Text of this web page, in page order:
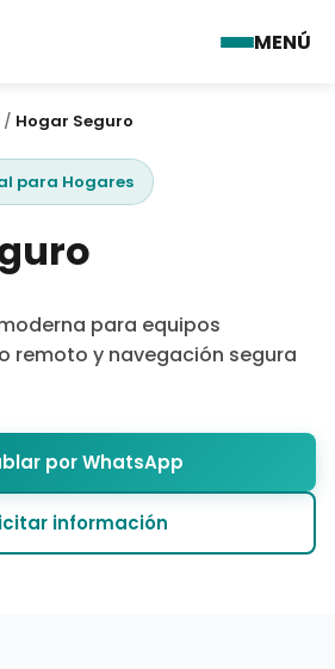
MENÚ
/ Hogar Seguro
para Hogares
para equipos
remoto y navegación segura
por WhatsApp
información